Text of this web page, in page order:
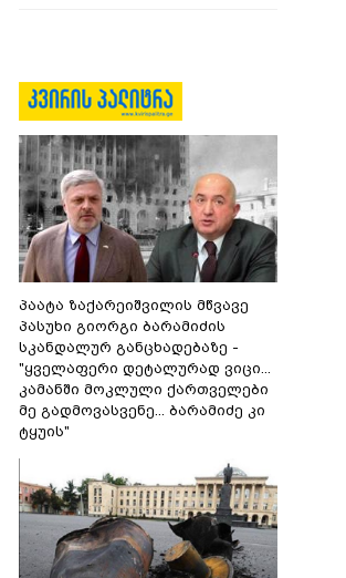
პაატა ზაქარეიშვილის მწვავე
პასუხი გიორგი ბარამიძის
სკანდალურ განცხადებაზე -
"ყველაფერი დეტალურად ვიცი...
კამანში მოკლული ქართველები
მე გადმოვასვენე... ბარამიძე კი
ტყუის"